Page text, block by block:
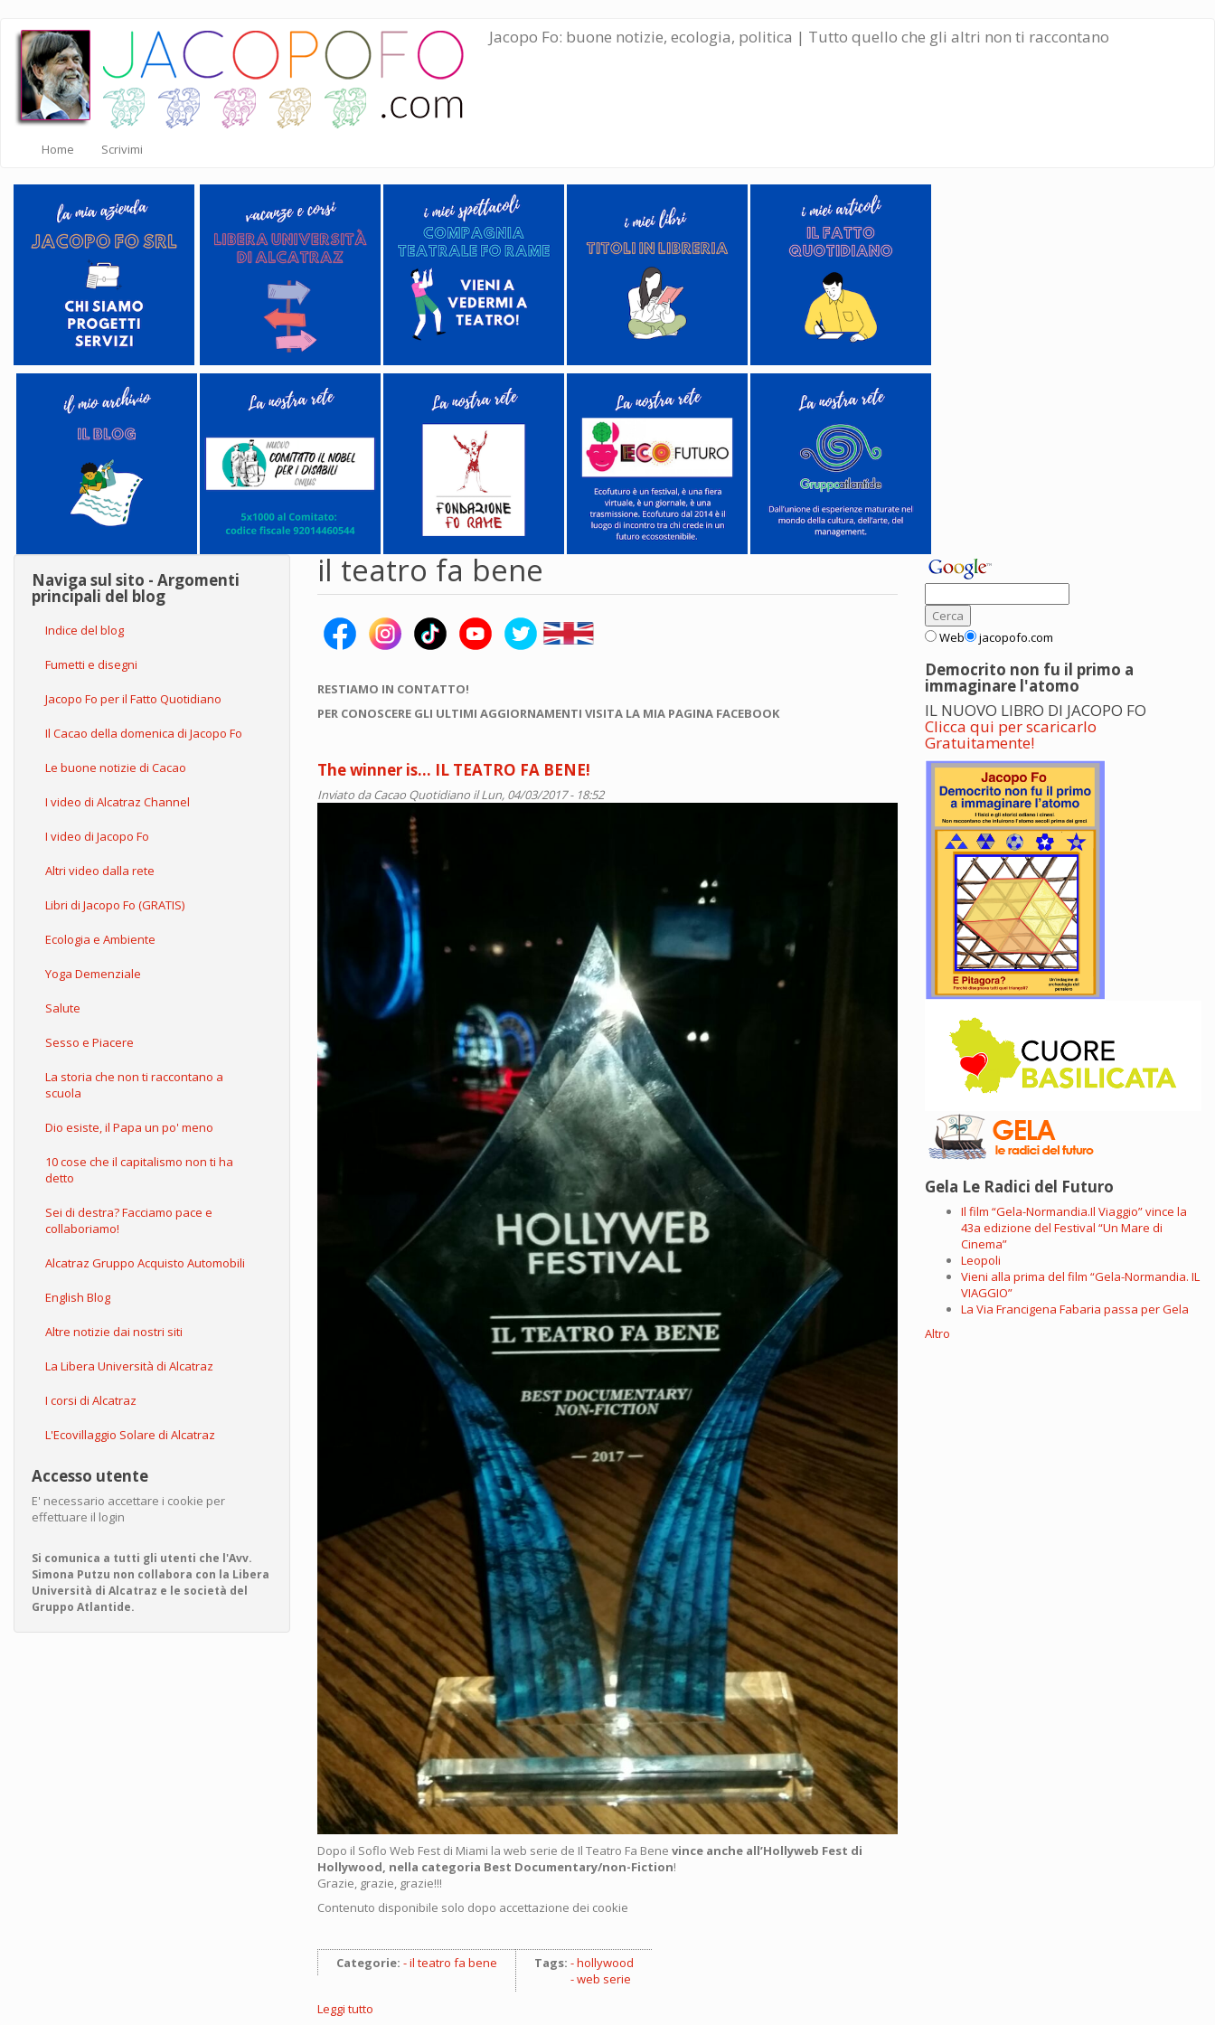
Salta
contenuto
principale
Jacopo Fo: buone notizie, ecologia, politica | Tutto quello che gli altri non ti raccontano
Home Scrivimi
Naviga sul sito - Argomenti
principali del blog
Indice del blog
Fumetti e disegni
Jacopo Fo per il Fatto Quotidiano
Il Cacao della domenica di Jacopo Fo
Le buone notizie di Cacao
I video di Alcatraz Channel
I video di Jacopo Fo
Altri video dalla rete
Libri di Jacopo Fo (GRATIS)
Ecologia e Ambiente
Yoga Demenziale
Salute
Sesso e Piacere
La storia che non ti raccontano a
scuola
Dio esiste, il Papa un po' meno
10 cose che il capitalismo non ti ha
detto
Sei di destra? Facciamo pace e
collaboriamo!
Alcatraz Gruppo Acquisto Automobili
English Blog
Altre notizie dai nostri siti
La Libera Università di Alcatraz
I corsi di Alcatraz
L'Ecovillaggio Solare di Alcatraz
Accesso utente
E' necessario accettare i cookie per
effettuare il login
Si comunica a tutti gli utenti che l'Avv.
Simona Putzu non collabora con la Libera
Università di Alcatraz e le società del
Gruppo Atlantide.
il teatro fa bene
RESTIAMO IN CONTATTO!
PER CONOSCERE GLI ULTIMI AGGIORNAMENTI VISITA LA MIA PAGINA FACEBOOK
The winner is... IL TEATRO FA BENE!
Inviato daCacao Quotidiano il Lun, 04/03/2017 - 18:52
Dopo il Soflo Web Fest di Miami la web serie de Il Teatro Fa Bene vince anche all’Hollyweb Fest di
Hollywood, nella categoria Best Documentary/non-Fiction!
Grazie, grazie, grazie!!!
Contenuto disponibile solo dopo accettazione dei cookie
Categorie: il teatro fa bene Tags:
hollywood
web serie
Leggi tutto
Web jacopofo.com
Democrito non fu il primo a
immaginare l'atomo
IL NUOVO LIBRO DI JACOPO FO
Clicca qui per scaricarlo
Gratuitamente!
Gela Le Radici del Futuro
Il film “Gela-Normandia.Il Viaggio” vince la
43a edizione del Festival “Un Mare di
Cinema”
Leopoli
Vieni alla prima del film “Gela-Normandia. IL
VIAGGIO”
La Via Francigena Fabaria passa per Gela
Altro